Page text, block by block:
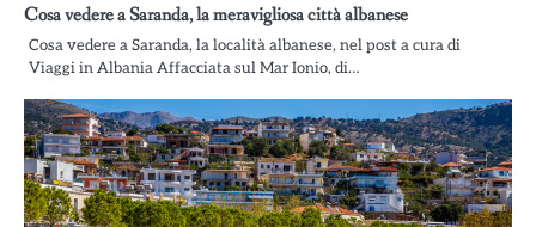
Cosa vedere a Saranda, la meravigliosa città albanese
Cosa vedere a Saranda, la località albanese, nel post a cura di
Viaggi in Albania Affacciata sul Mar Ionio, di…